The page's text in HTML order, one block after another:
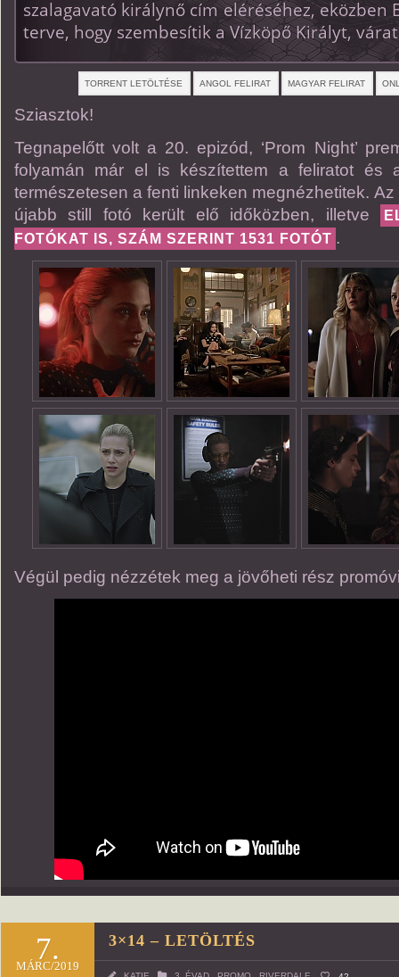
szalagavató királynő cím eléréséhez, eközben
terve, hogy szembesítik a Vízköpő Királyt,
TORRENT LETÖLTÉSE ANGOL FELIRAT MAGYAR FELIRAT
Sziasztok!
Tegnapelőtt volt a 20. epizód, ‘Prom Night’
folyamán már el is készítettem a feliratot és
természetesen a fenti linkeken megnézhetitek.
újabb still fotó került elő időközben, illetve
FOTÓKAT IS, SZÁM SZERINT 1531 FOTÓT .
Végül pedig nézzétek meg a jövőheti rész
7.
MÁRC/2019
3×14 – LETÖLTÉS